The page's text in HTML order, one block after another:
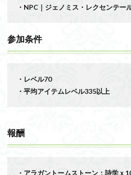
・NPC｜ジェノミス・レクセンテー
参加条件
・レベル70
・平均アイテムレベル335以上
報酬
・アラガントームストーン：詩学ｘ